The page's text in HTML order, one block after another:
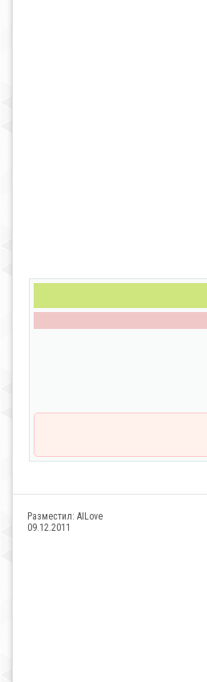
Разместил: AILove
09.12.2011